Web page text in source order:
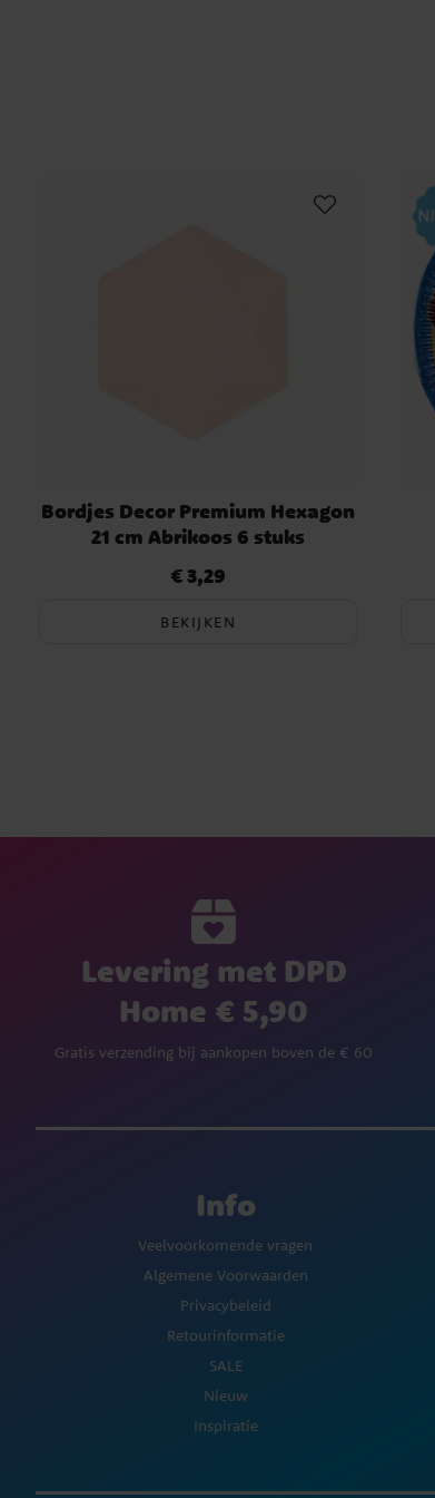
Bordjes Decor Premium Hexagon
21 cm Abrikoos 6 stuks
Prijs:€ 3,29
€ 3,29
BEKIJKEN
Levering met DPD
Home € 5,90
Gratis verzending bij aankopen boven de € 60
Info
Veelvoorkomende vragen
Algemene Voorwaarden
Privacybeleid
Retourinformatie
SALE
Nieuw
Inspiratie